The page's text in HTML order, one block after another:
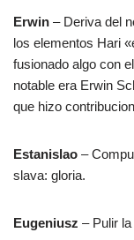
Erwin – Deriva del
los elementos Hari
fusionado algo con
notable era Erwin
que hizo
Estanislao –
slava: gloria.
Eugeniusz – Pulir